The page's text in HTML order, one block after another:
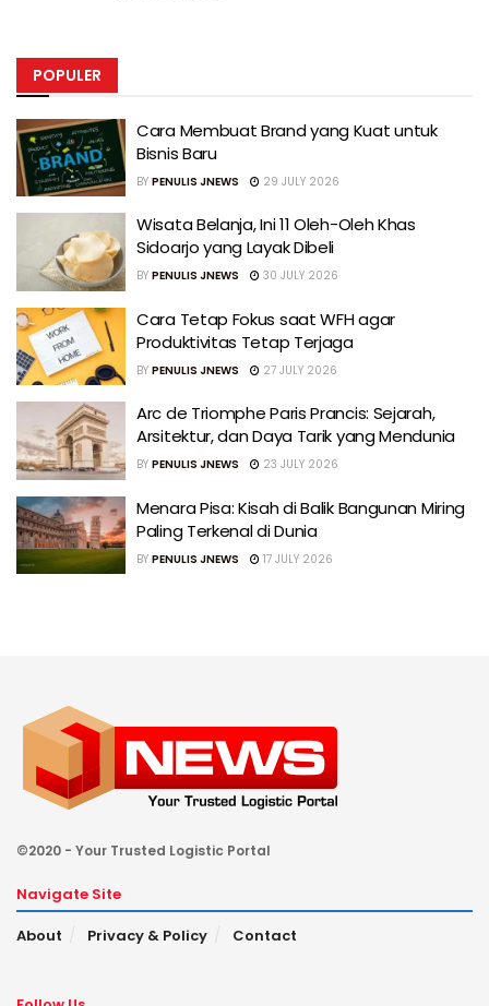
POPULER
Cara Membuat Brand yang Kuat untuk
Bisnis Baru
BY PENULIS JNEWS 29 JULY 2026
Wisata Belanja, Ini 11 Oleh-Oleh Khas
Sidoarjo yang Layak Dibeli
BY PENULIS JNEWS 30 JULY 2026
Cara Tetap Fokus saat WFH agar
Produktivitas Tetap Terjaga
BY PENULIS JNEWS 27 JULY 2026
Arc de Triomphe Paris Prancis: Sejarah,
Arsitektur, dan Daya Tarik yang Mendunia
BY PENULIS JNEWS 23 JULY 2026
Menara Pisa: Kisah di Balik Bangunan Miring
Paling Terkenal di Dunia
BY PENULIS JNEWS 17 JULY 2026
©2020 - Your Trusted Logistic Portal
Navigate Site
About
Privacy & Policy Contact